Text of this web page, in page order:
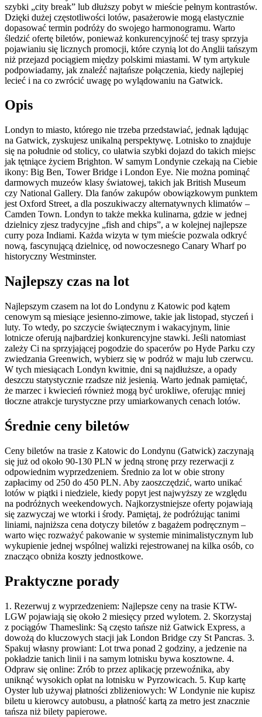
szybki „city break” lub dłuższy pobyt w mieście pełnym kontrastów.
Dzięki dużej częstotliwości lotów, pasażerowie mogą elastycznie
dopasować termin podróży do swojego harmonogramu. Warto
śledzić ofertę biletów, ponieważ konkurencyjność tej trasy sprzyja
pojawianiu się licznych promocji, które czynią lot do Anglii tańszym
niż przejazd pociągiem między polskimi miastami. W tym artykule
podpowiadamy, jak znaleźć najtańsze połączenia, kiedy najlepiej
lecieć i na co zwrócić uwagę po wylądowaniu na Gatwick.
Opis
Londyn to miasto, którego nie trzeba przedstawiać, jednak lądując
na Gatwick, zyskujesz unikalną perspektywę. Lotnisko to znajduje
się na południe od stolicy, co ułatwia szybki dojazd do takich miejsc
jak tętniące życiem Brighton. W samym Londynie czekają na Ciebie
ikony: Big Ben, Tower Bridge i London Eye. Nie można pominąć
darmowych muzeów klasy światowej, takich jak British Museum
czy National Gallery. Dla fanów zakupów obowiązkowym punktem
jest Oxford Street, a dla poszukiwaczy alternatywnych klimatów –
Camden Town. Londyn to także mekka kulinarna, gdzie w jednej
dzielnicy zjesz tradycyjne „fish and chips”, a w kolejnej najlepsze
curry poza Indiami. Każda wizyta w tym mieście pozwala odkryć
nową, fascynującą dzielnicę, od nowoczesnego Canary Wharf po
historyczny Westminster.
Najlepszy czas na lot
Najlepszym czasem na lot do Londynu z Katowic pod kątem
cenowym są miesiące jesienno-zimowe, takie jak listopad, styczeń i
luty. To wtedy, po szczycie świątecznym i wakacyjnym, linie
lotnicze oferują najbardziej konkurencyjne stawki. Jeśli natomiast
zależy Ci na sprzyjającej pogodzie do spacerów po Hyde Parku czy
zwiedzania Greenwich, wybierz się w podróż w maju lub czerwcu.
W tych miesiącach Londyn kwitnie, dni są najdłuższe, a opady
deszczu statystycznie rzadsze niż jesienią. Warto jednak pamiętać,
że marzec i kwiecień również mogą być urokliwe, oferując mniej
tłoczne atrakcje turystyczne przy umiarkowanych cenach lotów.
Średnie ceny biletów
Ceny biletów na trasie z Katowic do Londynu (Gatwick) zaczynają
się już od około 90-130 PLN w jedną stronę przy rezerwacji z
odpowiednim wyprzedzeniem. Średnio za lot w obie strony
zapłacimy od 250 do 450 PLN. Aby zaoszczędzić, warto unikać
lotów w piątki i niedziele, kiedy popyt jest najwyższy ze względu
na podróżnych weekendowych. Najkorzystniejsze oferty pojawiają
się zazwyczaj we wtorki i środy. Pamiętaj, że podróżując tanimi
liniami, najniższa cena dotyczy biletów z bagażem podręcznym –
warto więc rozważyć pakowanie w systemie minimalistycznym lub
wykupienie jednej wspólnej walizki rejestrowanej na kilka osób, co
znacząco obniża koszty jednostkowe.
Praktyczne porady
1. Rezerwuj z wyprzedzeniem: Najlepsze ceny na trasie KTW-
LGW pojawiają się około 2 miesięcy przed wylotem. 2. Skorzystaj
z pociągów Thameslink: Są często tańsze niż Gatwick Express, a
dowożą do kluczowych stacji jak London Bridge czy St Pancras. 3.
Spakuj własny prowiant: Lot trwa ponad 2 godziny, a jedzenie na
pokładzie tanich linii i na samym lotnisku bywa kosztowne. 4.
Odpraw się online: Zrób to przez aplikację przewoźnika, aby
uniknąć wysokich opłat na lotnisku w Pyrzowicach. 5. Kup kartę
Oyster lub używaj płatności zbliżeniowych: W Londynie nie kupisz
biletu u kierowcy autobusu, a płatność kartą za metro jest znacznie
tańsza niż bilety papierowe.